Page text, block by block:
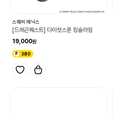
스퀘어 에닉스
[드래곤퀘스트] 다이컷스푼 킹슬라임
19,000
380